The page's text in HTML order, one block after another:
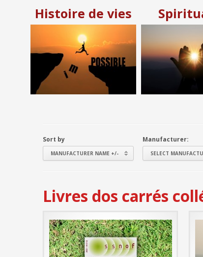
Histoire de vies
Sort by
MANUFACTURER NAME +/-
Manufacturer:
SELECT
Livres dos carrés